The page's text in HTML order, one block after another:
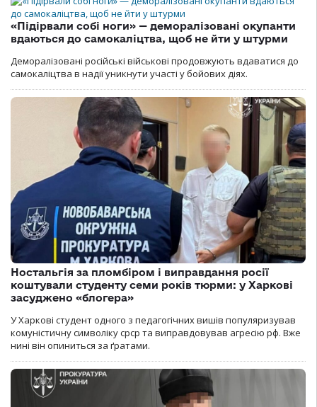
«Підірвали собі ноги» — деморалізовані окупанти
вдаються до самокаліцтва, щоб не йти у штурми
Деморалізовані російські військові продовжують вдаватися до
самокаліцтва в надії уникнути участі у бойових діях.
Ностальгія за пломбіром і виправдання росії
коштували студенту семи років тюрми: у Харкові
засуджено «блогера»
У Харкові студент одного з педагогічних вишів популяризував
комуністичну символіку срср та виправдовував агресію рф. Вже
нині він опиниться за ґратами.